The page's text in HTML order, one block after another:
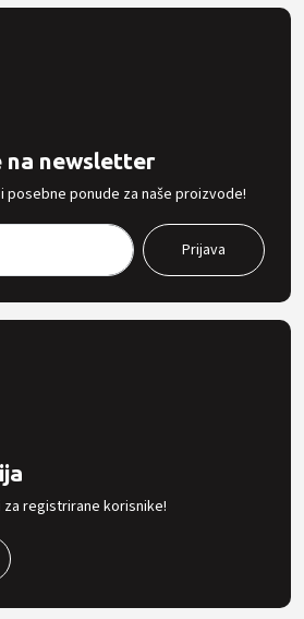
na newsletter
ponude za naše proizvode!
registrirane korisnike!